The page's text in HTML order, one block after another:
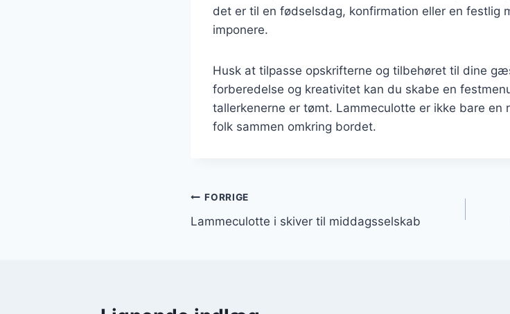
det er til en fødselsdag, konfirmation eller en festlig
imponere.
Husk at tilpasse opskrifterne og tilbehøret til dine
forberedelse og kreativitet kan du skabe en
tallerkenerne er tømt. Lammeculotte er ikke bare en
folk sammen omkring bordet.
Indlægsnavigation
FORRIGE
Lammeculotte i skiver til middagsselskab